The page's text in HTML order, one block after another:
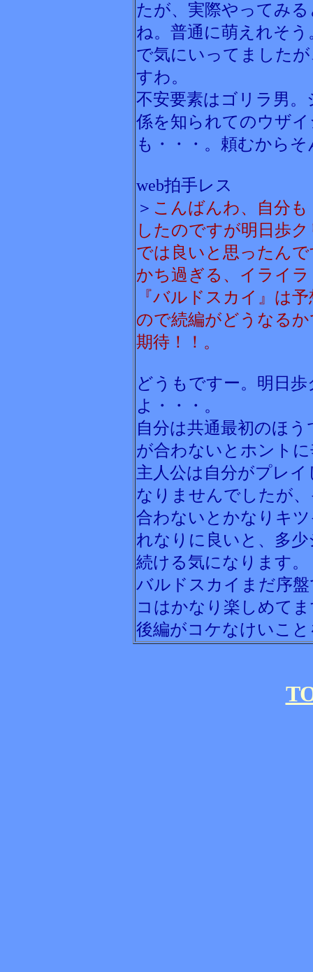
たが、実際やってみ
ね。普通に萌えれそ
で気にいってました
すわ。
不安要素はゴリラ男
係を知られてのウザ
も・・・。頼むから
web拍手レス
＞ こんばんわ、自分
したのですが明日歩
では良いと思ったん
かち過ぎる、イライ
『バルドスカイ』は
ので続編がどうなる
期待！！。
どうもですー。明日
よ・・・。
自分は共通最初のほ
が合わないとホント
主人公は自分がプレ
なりませんでしたが
合わないとかなりキ
れなりに良いと、多
続ける気になります。
バルドスカイまだ序
コはかなり楽しめて
後編がコケなけいこ